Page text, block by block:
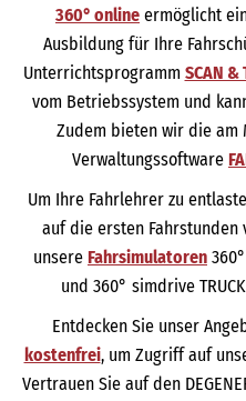
360° online ermöglicht
Ausbildung für Ihre
Unterrichtsprogramm SCAN &
vom Betriebssystem und
Zudem bieten wir die am
Verwaltungssoftware
Um Ihre Fahrlehrer zu
auf die ersten
unsere Fahrsimulatoren
und 360° simdrive
Entdecken Sie unser
kostenfrei, um Zugriff auf
Vertrauen Sie auf den